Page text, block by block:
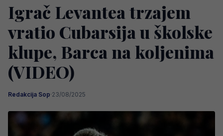
Igrač Levantea trzajem
vratio Cubarsija u školske
klupe, Barca na koljenima
(VIDEO)
Redakcija Sop·23/08/2025